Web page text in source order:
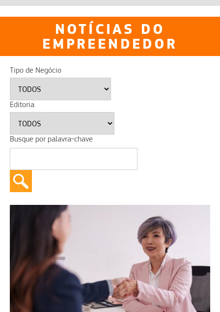
NOTÍCIAS DO
EMPREENDEDOR
Tipo de Negócio
Editoria
Busque por palavra-chave